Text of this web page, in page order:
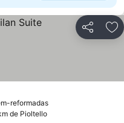
Partilhar
reformadasVer preços
de Pioltello